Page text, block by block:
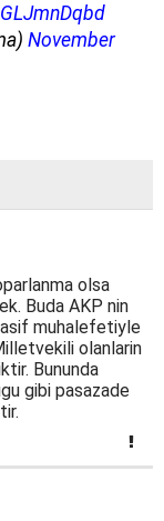
November
olsa
Buda AKP nin
muhalefetiyle
olanlarin
Bununda
gibi pasazade